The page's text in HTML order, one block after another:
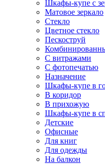
Шкафы-купе с
Матовое зеркало
Стекло
Цветное стекло
Пескоструй
С витражами
С фотопечатью
Назначение
Шкафы-купе в
В коридор
В прихожую
Шкафы-купе в
Детские
Офисные
Для книг
Для одежды
На балкон